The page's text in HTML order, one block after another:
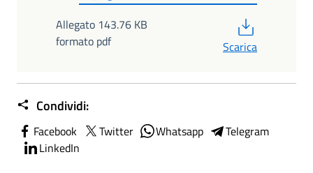
Allegato 143.76 KB
formato pdf
Scarica
Condividi:
Facebook Twitter Whatsapp
Telegram
LinkedIn